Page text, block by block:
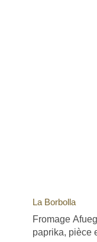
La Borbolla
Fromage
paprika, pièce